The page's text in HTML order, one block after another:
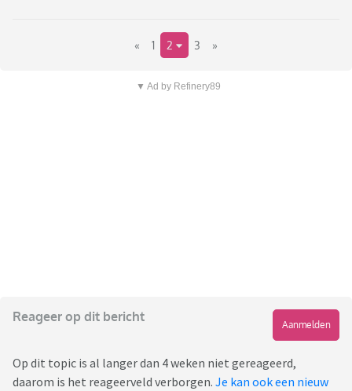
« 1 2 3 »
▼ Ad by Refinery89
Reageer op dit bericht
Aanmelden
Op dit topic is al langer dan 4 weken niet gereageerd,
daarom is het reageerveld verborgen. Je kan ook een nieuw